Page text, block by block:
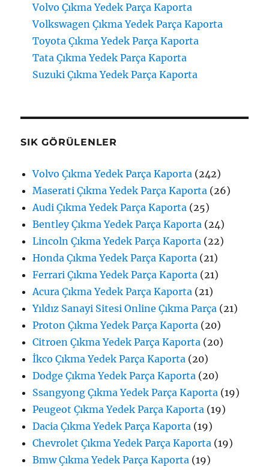
Volvo Çıkma Yedek Parça Kaporta
Volkswagen Çıkma Yedek Parça Kaporta
Toyota Çıkma Yedek Parça Kaporta
Tata Çıkma Yedek Parça Kaporta
Suzuki Çıkma Yedek Parça Kaporta
SIK GÖRÜLENLER
Volvo Çıkma Yedek Parça Kaporta (242)
Maserati Çıkma Yedek Parça Kaporta (26)
Audi Çıkma Yedek Parça Kaporta (25)
Bentley Çıkma Yedek Parça Kaporta (24)
Lincoln Çıkma Yedek Parça Kaporta (22)
Honda Çıkma Yedek Parça Kaporta (21)
Ferrari Çıkma Yedek Parça Kaporta (21)
Acura Çıkma Yedek Parça Kaporta (21)
Yıldız Sanayi Sitesi Online Çıkma Parça (21)
Proton Çıkma Yedek Parça Kaporta (20)
Citroen Çıkma Yedek Parça Kaporta (20)
İkco Çıkma Yedek Parça Kaporta (20)
Dodge Çıkma Yedek Parça Kaporta (20)
Ssangyong Çıkma Yedek Parça Kaporta (19)
Peugeot Çıkma Yedek Parça Kaporta (19)
Dacia Çıkma Yedek Parça Kaporta (19)
Chevrolet Çıkma Yedek Parça Kaporta (19)
Bmw Çıkma Yedek Parça Kaporta (19)